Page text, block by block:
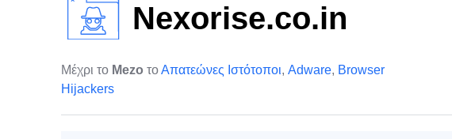
Nexorise.co.in
Μέχρι το Mezo τοΑπατεώνες Ιστότοποι, Adware, Browser
Hijackers